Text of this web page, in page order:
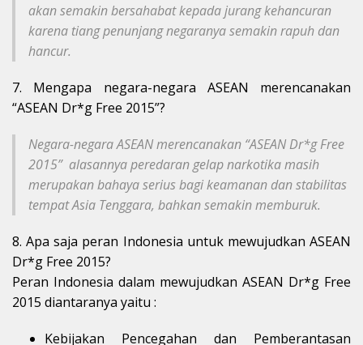
akan semakin bersahabat kepada jurang kehancuran
karena tiang penunjang negaranya semakin rapuh dan
hancur.
7. Mengapa negara-negara ASEAN merencanakan
“ASEAN Dr*g Free 2015”?
Negara-negara ASEAN merencanakan “ASEAN Dr*g Free
2015” alasannya peredaran gelap narkotika masih
merupakan bahaya serius bagi keamanan dan stabilitas
tempat Asia Tenggara, bahkan semakin memburuk.
8. Apa saja peran Indonesia untuk mewujudkan ASEAN
Dr*g Free 2015?
Peran Indonesia dalam mewujudkan ASEAN Dr*g Free
2015 diantaranya yaitu :
Kebijakan Pencegahan dan Pemberantasan